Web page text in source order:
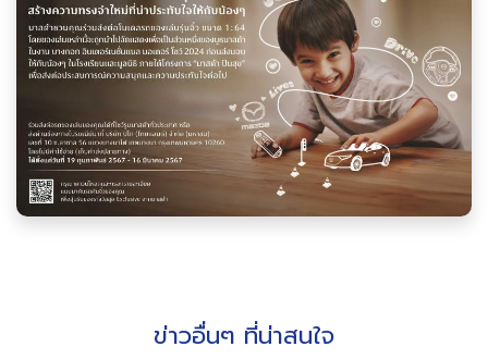
ข่าวอื่นๆ ที่น่าสนใจ